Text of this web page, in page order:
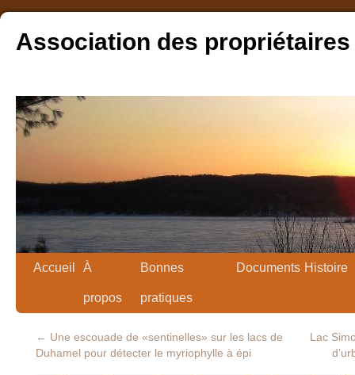
Association des
Accueil À
propos
Bonnes
pratiques
Documents Histoire
← Une escouade de «sentinelles» sur les lacs de
Duhamel pour détecter le myriophylle à épi
Lac